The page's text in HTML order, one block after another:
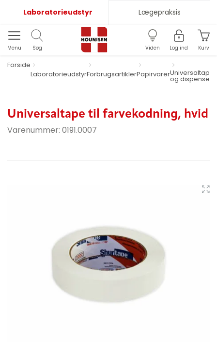
Laboratorieudstyr Lægepraksis
Menu Søg Viden Log ind Kurv
Forside
LaboratorieudstyrForbrugsartiklerPapirvarerUniversaltape
og dispenser
Universaltape til farvekodning, hvid
Varenummer: 0191.0007